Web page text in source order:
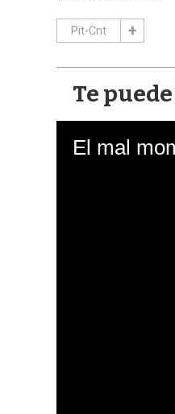
Pit-Cnt
Te